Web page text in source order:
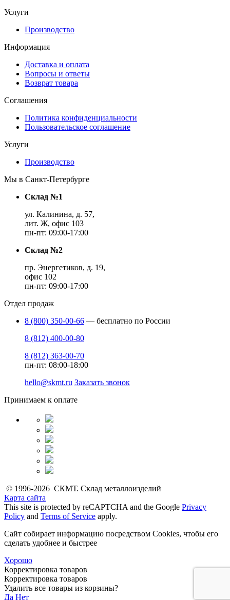
Услуги
Производство
Информация
Доставка и оплата
Вопросы и ответы
Возврат товара
Соглашения
Политика конфиденциальности
Пользовательское соглашение
Услуги
Производство
Мы в Санкт-Петербурге
Склад №1
ул. Калинина, д. 57,
лит. Ж, офис 103
пн-пт: 09:00-17:00
Склад №2
пр. Энергетиков, д. 19,
офис 102
пн-пт: 09:00-17:00
Отдел продаж
8 (800) 350-00-66 — бесплатно по России
8 (812) 400-00-80
8 (812) 363-00-70
пн-пт: 08:00-18:00
hello@skmt.ru Заказать звонок
Принимаем к оплате
© 1996-2026 СКМТ. Склад металлоизделий
Карта сайта
This site is protected by reCAPTCHA and the Google Privacy
Policy and Terms of Service apply.
Сайт собирает информацию посредством Cookies, чтобы его
сделать удобнее и быстрее
Хорошо
Корректировка товаров
Корректировка товаров
Удалить все товары из корзины?
Да Нет